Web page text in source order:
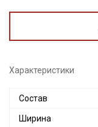
Характеристики
Состав
Ширина